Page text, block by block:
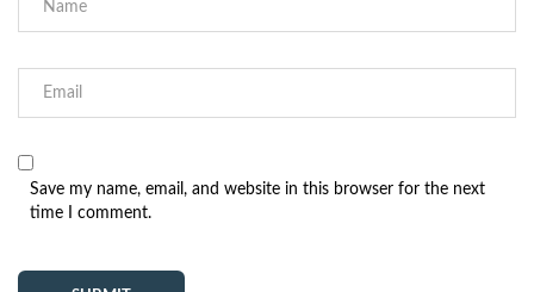
Save my name, email, and website in this browser for the next
time I comment.